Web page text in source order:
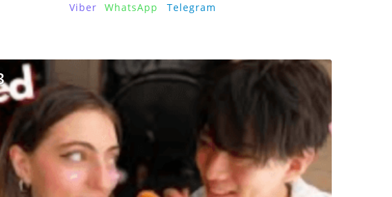
Viber WhatsApp Telegram